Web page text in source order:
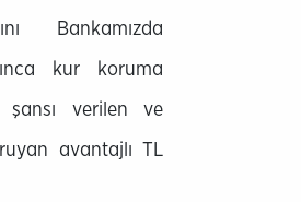
Bankamızda
kur koruma
verilen ve
avantajlı TL